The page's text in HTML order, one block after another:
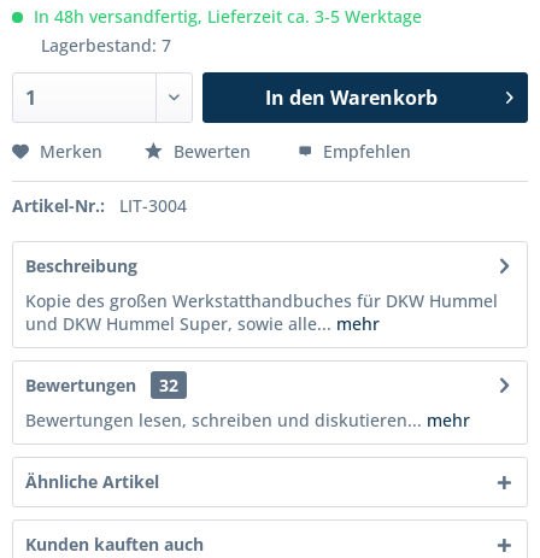
In 48h versandfertig, Lieferzeit ca. 3-5 Werktage
Lagerbestand: 7
In den Warenkorb
Merken Bewerten Empfehlen
Artikel-Nr.: LIT-3004
Beschreibung
Kopie des großen Werkstatthandbuches für DKW Hummel
und DKW Hummel Super, sowie alle... mehr
Bewertungen
32
Bewertungen lesen, schreiben und diskutieren... mehr
Ähnliche Artikel
Kunden kauften auch